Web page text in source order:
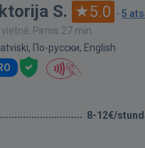
S. 5.0 · 5
vietnē: Pirms 27 min.
По-русски, English
8-12€/